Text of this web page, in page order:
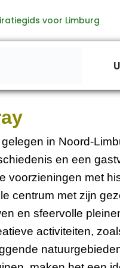
voor Limburg
in Noord-
en een
voorzieningen met
centrum met zijn
en sfeervolle
activiteiten,